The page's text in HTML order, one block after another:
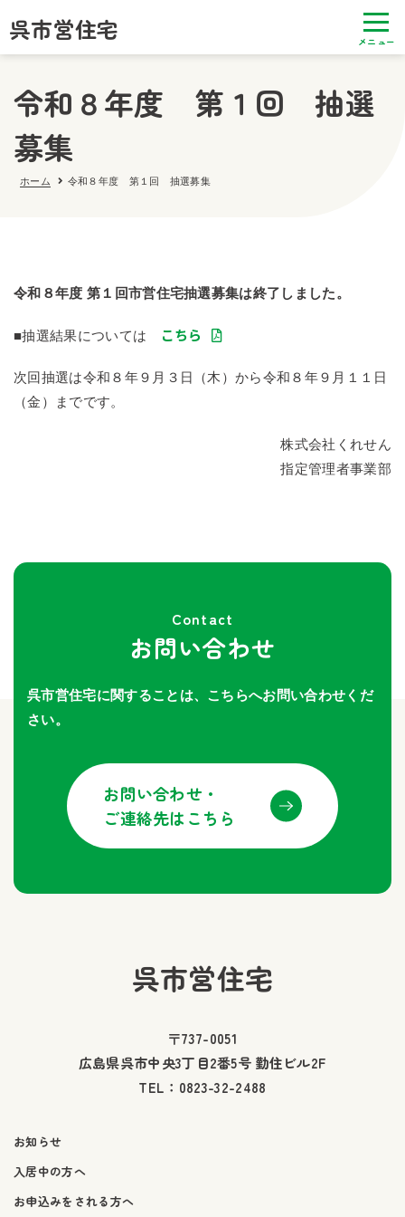
呉市営住宅
令和８年度 第１回 抽選
募集
ホーム 令和８年度 第１回 抽選募集
令和８年度 第１回市営住宅抽選募集は終了しました。
■抽選結果については こちら
次回抽選は令和８年９月３日（木）から令和８年９月１１日
（金）までです。
株式会社くれせん
指定管理者事業部
Contact
お問い合わせ
呉市営住宅に関することは、こちらへお問い合わせくだ
さい。
お問い合わせ・
ご連絡先はこちら
呉市営住宅
〒737-0051
広島県呉市中央3丁目2番5号 勤住ビル2F
TEL： 0823-32-2488
お知らせ
入居中の方へ
お申込みをされる方へ